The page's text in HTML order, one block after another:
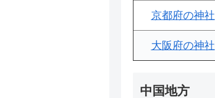
京都府の神社
大阪府の神社
中国地方